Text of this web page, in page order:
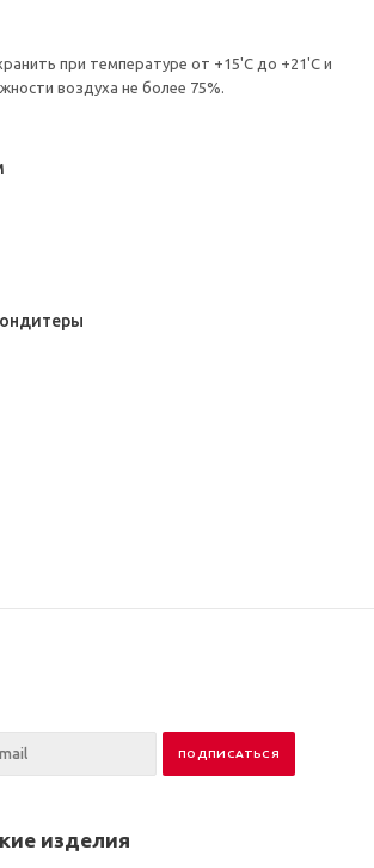
при температуре от +15'C до +21'С и
воздуха не более 75%.
изделия